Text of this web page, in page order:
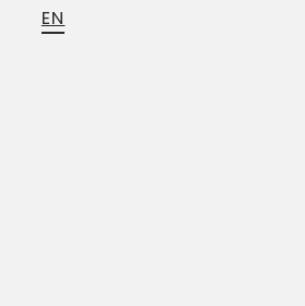
EN